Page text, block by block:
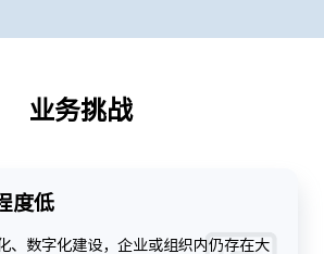
业务挑战
度低
、数字化建设，企业或组织内仍存在大